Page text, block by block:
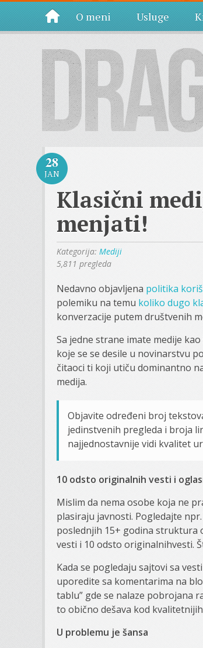
O meni Usluge
28
JAN
Klasični
menjati!
Kategorija: Mediji
5,811 pregleda
Nedavno objavljena politika
polemiku na temu koliko dugo
konverzacije putem društvenih
Sa jedne strane imate medije
koje se se desile u novinarstvu
čitaoci ti koji utiču dominantno
medija.
Objavite određeni broj
jedinstvenih pregleda i broja
najjednostavnije vidi kvalitet
10 odsto originalnih vesti i
Mislim da nema osobe koja ne
plasiraju javnosti. Pogledajte
poslednjih 15+ godina struktura
vesti i 10 odsto originalnihvesti.
Kada se pogledaju sajtovi sa
uporedite sa komentarima na
tablu” gde se nalaze pobrojana
to obično dešava kod
U problemu je šansa